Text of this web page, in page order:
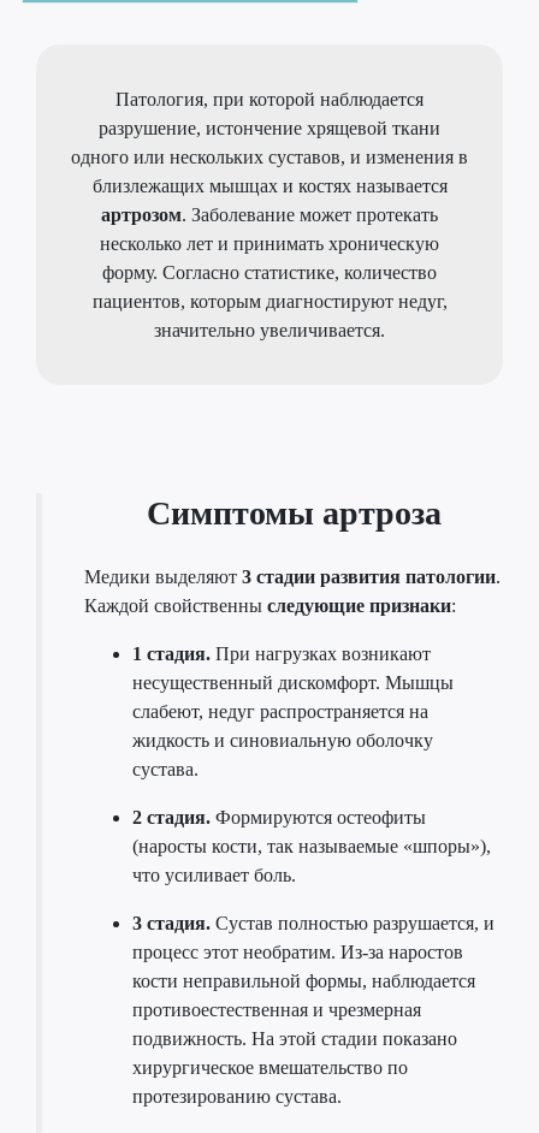
Патология, при которой наблюдается
разрушение, истончение хрящевой ткани
одного или нескольких суставов, и изменения в
близлежащих мышцах и костях называется
артрозом. Заболевание может протекать
несколько лет и принимать хроническую
форму. Согласно статистике, количество
пациентов, которым диагностируют недуг,
значительно увеличивается.
Симптомы артроза
Медики выделяют 3 стадии развития патологии.
Каждой свойственны следующие признаки:
1 стадия. При нагрузках возникают
несущественный дискомфорт. Мышцы
слабеют, недуг распространяется на
жидкость и синовиальную оболочку
сустава.
2 стадия. Формируются остеофиты
(наросты кости, так называемые «шпоры»),
что усиливает боль.
3 стадия. Сустав полностью разрушается, и
процесс этот необратим. Из-за наростов
кости неправильной формы, наблюдается
противоестественная и чрезмерная
подвижность. На этой стадии показано
хирургическое вмешательство по
протезированию сустава.